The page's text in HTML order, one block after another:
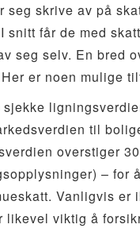
seg skrive av på
snitt får de med
seg selv. En bred
er noen mulige
sjekke
til
overstiger
– for
Vanligvis
likevel viktig å